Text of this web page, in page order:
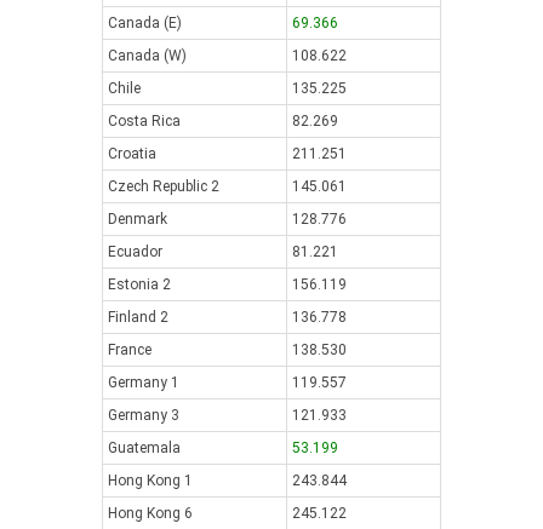
Canada (E)
69.366
Canada (W)
108.622
Chile
135.225
Costa Rica
82.269
Croatia
211.251
Czech Republic 2
145.061
Denmark
128.776
Ecuador
81.221
Estonia 2
156.119
Finland 2
136.778
France
138.530
Germany 1
119.557
Germany 3
121.933
Guatemala
53.199
Hong Kong 1
243.844
Hong Kong 6
245.122